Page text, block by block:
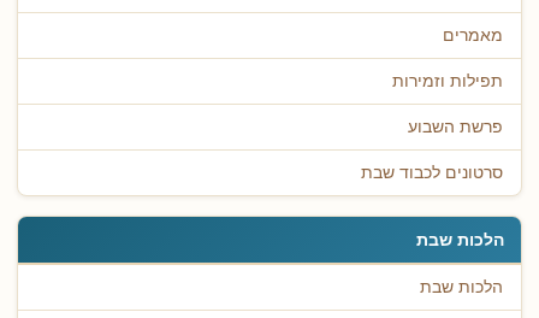
מאמרים
תפילות וזמירות
פרשת השבוע
סרטונים לכבוד שבת
הלכות שבת
הלכות שבת